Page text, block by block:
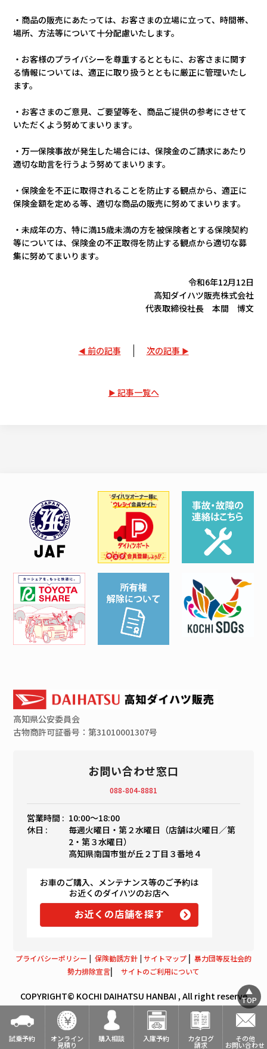
・商品の販売にあたっては、お客さまの立場に立って、時間帯、
場所、方法等について十分配慮いたします。
・お客様のプライバシーを尊重するとともに、お客さまに関す
る情報については、適正に取り扱うとともに厳正に管理いたし
ます。
・お客さまのご意見、ご要望等を、商品ご提供の参考にさせて
いただくよう努めてまいります。
・万一保険事故が発生した場合には、保険金のご請求にあたり
適切な助言を行うよう努めてまいります。
・保険金を不正に取得されることを防止する観点から、適正に
保険金額を定める等、適切な商品の販売に努めてまいります。
・未成年の方、特に満15歳未満の方を被保険者とする保険契約
等については、保険金の不正取得を防止する観点から適切な募
集に努めてまいります。
令和6年12月12日
高知ダイハツ販売株式会社
代表取締役社長 本間 博文
前の記事 次の記事
記事一覧へ
高知県公安委員会
古物商許可証番号：第31010001307号
お問い合わせ窓口
088-804-8881
営業時間 : 10:00〜18:00
休日 :
毎週火曜日・第２水曜日（店舗は火曜日／第
2・第３水曜日）
高知県南国市蛍が丘２丁目３番地４
お車のご購入、メンテナンス等のご予約は
お近くのダイハツのお店へ
お近くの店舗を探す
プライバシーポリシー | 保険勧誘方針 |サイトマップ | 暴力団等反社会的
勢力排除宣言| サイトのご利用について
COPYRIGHT© KOCHI DAIHATSU HANBAI , All right reserveTOP
試乗予約 オンライン
見積り
購入相談 入庫予約 カタログ
請求
その他
お問い合わせ